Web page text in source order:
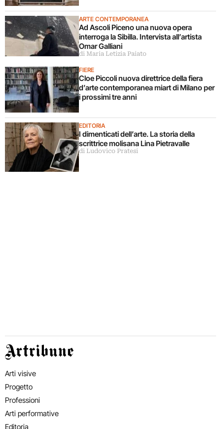
ARTE CONTEMPORANEA
Ad Ascoli Piceno una nuova opera
interroga la Sibilla. Intervista all’artista
Omar Galliani
di Maria Letizia Paiato
FIERE
Cloe Piccoli nuova direttrice della fiera
d’arte contemporanea miart di Milano per
i prossimi tre anni
EDITORIA
I dimenticati dell’arte. La storia della
scrittrice molisana Lina Pietravalle
di Ludovico Pratesi
Artribune
Arti visive
Progetto
Professioni
Arti performative
Editoria